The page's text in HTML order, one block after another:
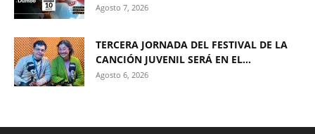
Agosto 7, 2026
TERCERA JORNADA DEL FESTIVAL DE LA
CANCIÓN JUVENIL SERÁ EN EL...
Agosto 6, 2026